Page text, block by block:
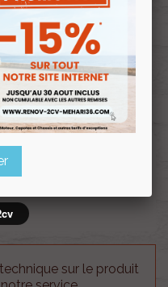
Renov 2cv
Renov 2cv
2cv et réglage des
sur le produit